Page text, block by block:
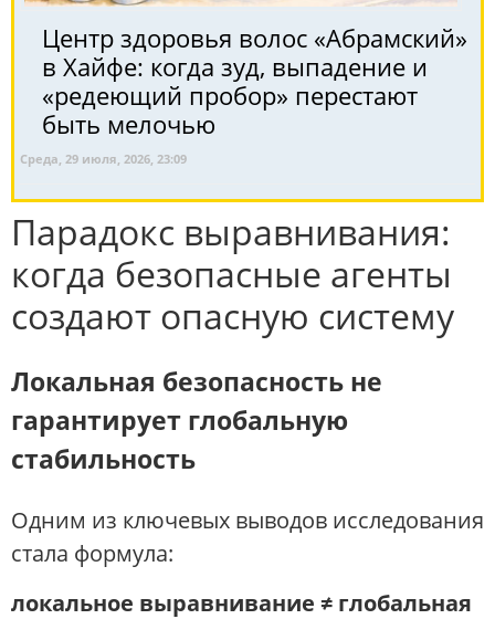
Центр здоровья волос «Абрaмский»
в Хайфе: когда зуд, выпадение и
«редеющий пробор» перестают
быть мелочью
Среда, 29 июля, 2026, 23:09
Парадокс выравнивания:
когда безопасные агенты
создают опасную систему
Локальная безопасность не
гарантирует глобальную
стабильность
Одним из ключевых выводов исследования
стала формула:
локальное выравнивание ≠ глобальная